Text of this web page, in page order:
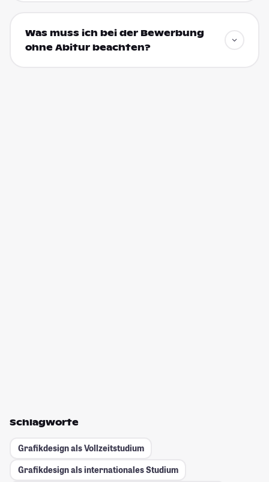
Was muss ich bei der Bewerbung
ohne Abitur beachten?
Schlagworte
Grafikdesign als Vollzeitstudium
Grafikdesign als internationales Studium